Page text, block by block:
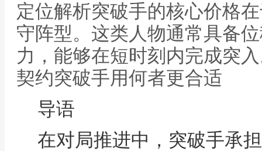
定位解析突破手的核心价格
守阵型。这类人物通常具备
力，能够在短时刻内完成突
契约突破手用何者更合适
导语
在对局推进中，突破手承